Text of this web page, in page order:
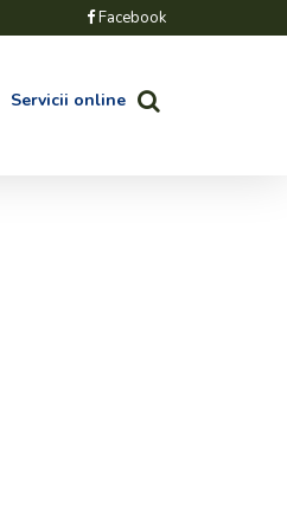
Facebook
Servicii online